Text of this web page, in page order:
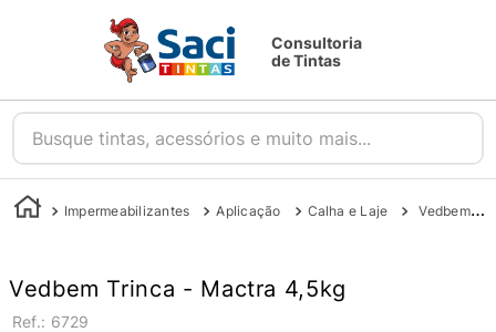
Consultoria
de Tintas
Busque tintas, acessórios e muito mais...
Impermeabilizantes Aplicação Calha e Laje Vedbem Trinca - Vedacit 4,5kg
Vedbem Trinca - Mactra 4,5kg
: 6729